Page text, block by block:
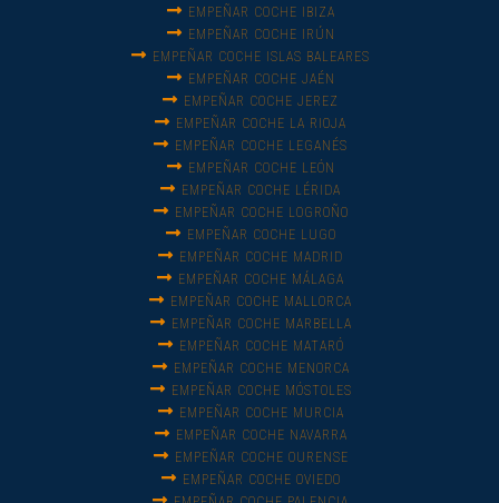
EMPEÑAR COCHE IBIZA
EMPEÑAR COCHE IRÚN
EMPEÑAR COCHE ISLAS BALEARES
EMPEÑAR COCHE JAÉN
EMPEÑAR COCHE JEREZ
EMPEÑAR COCHE LA RIOJA
EMPEÑAR COCHE LEGANÉS
EMPEÑAR COCHE LEÓN
EMPEÑAR COCHE LÉRIDA
EMPEÑAR COCHE LOGROÑO
EMPEÑAR COCHE LUGO
EMPEÑAR COCHE MADRID
EMPEÑAR COCHE MÁLAGA
EMPEÑAR COCHE MALLORCA
EMPEÑAR COCHE MARBELLA
EMPEÑAR COCHE MATARÓ
EMPEÑAR COCHE MENORCA
EMPEÑAR COCHE MÓSTOLES
EMPEÑAR COCHE MURCIA
EMPEÑAR COCHE NAVARRA
EMPEÑAR COCHE OURENSE
EMPEÑAR COCHE OVIEDO